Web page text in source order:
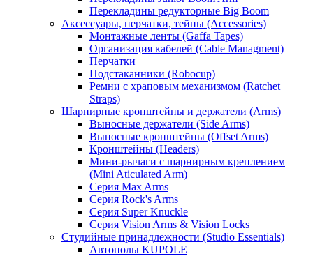
Перекладины редукторные Big Boom
Аксессуары, перчатки, тейпы (Accessories)
Монтажные ленты (Gaffa Tapes)
Организация кабелей (Cable Managment)
Перчатки
Подстаканники (Robocup)
Ремни с храповым механизмом (Ratchet
Straps)
Шарнирные кронштейны и держатели (Arms)
Выносные держатели (Side Arms)
Выносные кронштейны (Offset Arms)
Кронштейны (Headers)
Мини-рычаги с шарнирным креплением
(Mini Aticulated Arm)
Серия Max Arms
Серия Rock's Arms
Серия Super Knuckle
Серия Vision Arms & Vision Locks
Студийные принадлежности (Studio Essentials)
Автополы KUPOLE